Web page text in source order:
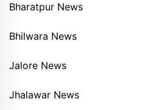
Bharatpur News
Bhilwara News
Jalore News
Jhalawar News